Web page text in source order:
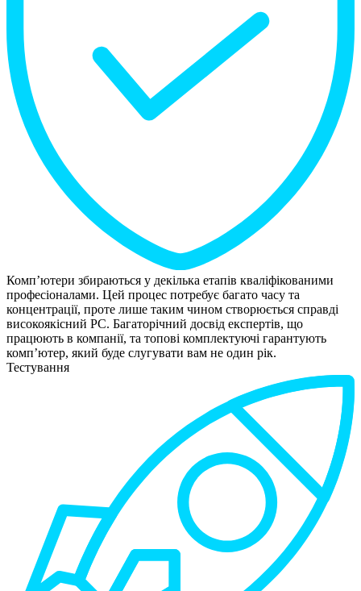
Комп’ютери збираються у декілька етапів кваліфікованими
професіоналами. Цей процес потребує багато часу та
концентрації, проте лише таким чином створюється справді
високоякісний РС. Багаторічний досвід експертів, що
працюють в компанії, та топові комплектуючі гарантують
комп’ютер, який буде слугувати вам не один рік.
Тестування